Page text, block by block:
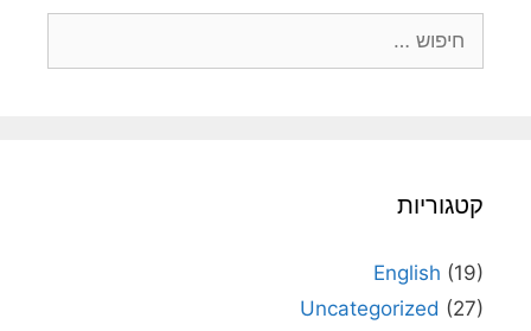
קטגוריות
English (19)
Uncategorized (27)